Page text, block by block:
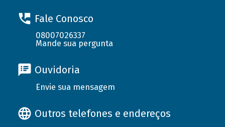
Fale Conosco
08007026337
Mande sua pergunta
Ouvidoria
Envie sua mensagem
Outros telefones e endereços